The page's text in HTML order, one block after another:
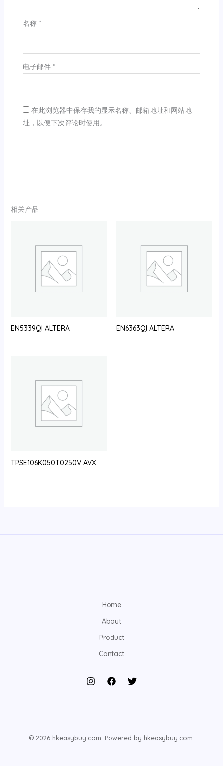
名称 *
电子邮件 *
在此浏览器中保存我的显示名称、邮箱地址和网站地
址，以便下次评论时使用。
相关产品
EN5339QI ALTERA EN6363QI ALTERA
TPSE106K050T0250V AVX
Home
About
Product
Contact
© 2026 hkeasybuy.com. Powered by hkeasybuy.com.